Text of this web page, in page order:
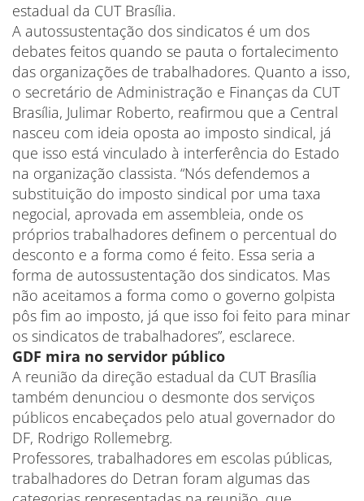
estadual da CUT Brasília.
A autossustentação dos sindicatos é um dos
debates feitos quando se pauta o fortalecimento
das organizações de trabalhadores. Quanto a isso,
o secretário de Administração e Finanças da CUT
Brasília, Julimar Roberto, reafirmou que a Central
nasceu com ideia oposta ao imposto sindical, já
que isso está vinculado à interferência do Estado
na organização classista. “Nós defendemos a
substituição do imposto sindical por uma taxa
negocial, aprovada em assembleia, onde os
próprios trabalhadores definem o percentual do
desconto e a forma como é feito. Essa seria a
forma de autossustentação dos sindicatos. Mas
não aceitamos a forma como o governo golpista
pôs fim ao imposto, já que isso foi feito para minar
os sindicatos de trabalhadores”, esclarece.
GDF mira no servidor público
A reunião da direção estadual da CUT Brasília
também denunciou o desmonte dos serviços
públicos encabeçados pelo atual governador do
DF, Rodrigo Rollemebrg.
Professores, trabalhadores em escolas públicas,
trabalhadores do Detran foram algumas das